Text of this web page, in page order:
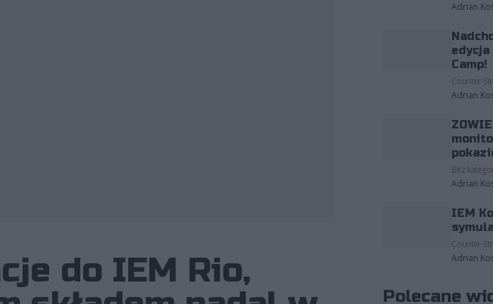
do IEM Rio,
Adrian
edycja
Camp!
Counter-
Adrian
Bez
Adrian
IEM
Counter-
Adrian
Polecane